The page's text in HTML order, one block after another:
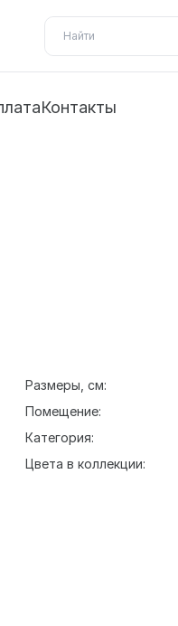
Контакты
Размеры, см:
Помещение:
Категория:
Цвета в коллекции: